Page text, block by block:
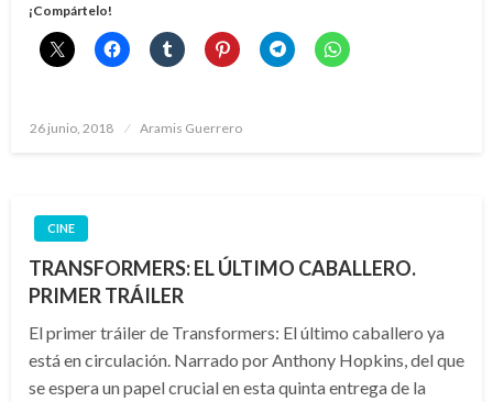
¡Compártelo!
Publicado
26 junio, 2018 Aramis Guerrero
CINE
TRANSFORMERS: EL ÚLTIMO CABALLERO.
PRIMER TRÁILER
El primer tráiler de Transformers: El último caballero ya
está en circulación. Narrado por Anthony Hopkins, del que
se espera un papel crucial en esta quinta entrega de la